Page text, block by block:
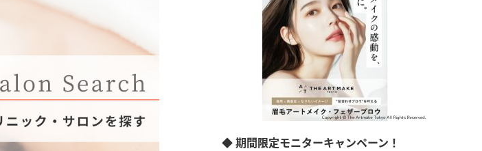
◆ 期間限定モニターキャンペーン！